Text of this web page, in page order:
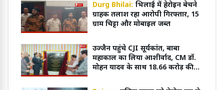
Durg Bhilai: भिलाई में हेरोइन बेचने
ग्राहक तलाश रहा आरोपी गिरफ्तार, 15
ग्राम चिट्टा और मोबाइल जब्त
उज्जैन पहुंचे CJI सूर्यकांत, बाबा
महाकाल का लिया आशीर्वाद, CM डॉ.
मोहन यादव के साथ 18.66 करोड़ की